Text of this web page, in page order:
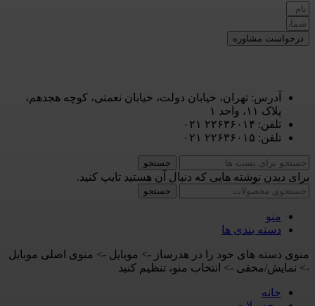
درخواست مشاوره
آدرس: تهران، خیابان دولت، خیابان نعمتی، کوچه هجدهم،
پلاک ۱۱، واحد ۱
تلفن: ۲۲۶۳۶۰۱۴ ۰۲۱
تلفن: ۲۲۶۳۶۰۱۵ ۰۲۱
جستجو
برای دیدن نوشته هایی که دنبال آن هستید تایپ کنید.
جستجو
منو
دسته بندی ها
منوی دسته های خود را در هدرساز -> موبایل -> منوی اصلی موبایل
-> نمایش/مخفی -> انتخاب منو، تنظیم کنید
خانه